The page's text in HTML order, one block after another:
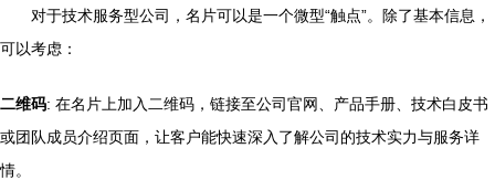
对于技术服务型公司，名片可以是一个微型“触点”。除了基本信息，
可以考虑：
二维码: 在名片上加入二维码，链接至公司官网、产品手册、技术白皮书
或团队成员介绍页面，让客户能快速深入了解公司的技术实力与服务详
情。